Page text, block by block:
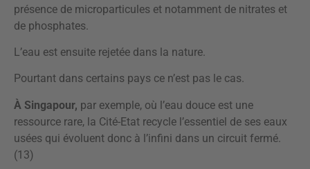
présence de microparticules et notamment de nitrates et
de phosphates.
L’eau est ensuite rejetée dans la nature.
Pourtant dans certains pays ce n’est pas le cas.
À Singapour, par exemple, où l’eau douce est une
ressource rare, la Cité-Etat recycle l’essentiel de ses eaux
usées qui évoluent donc à l’infini dans un circuit fermé.
(13)